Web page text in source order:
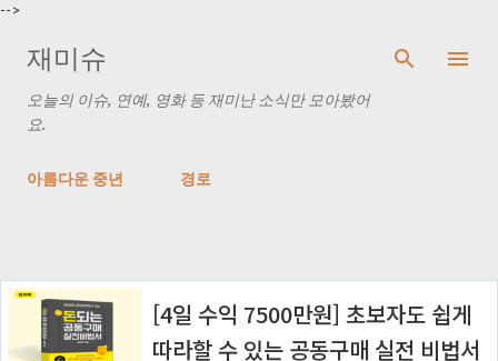
-->
재미슈
오늘의 이슈, 연예, 영화 등 재미난 소식만 모아봤어
요.
아름다운 중년 경로